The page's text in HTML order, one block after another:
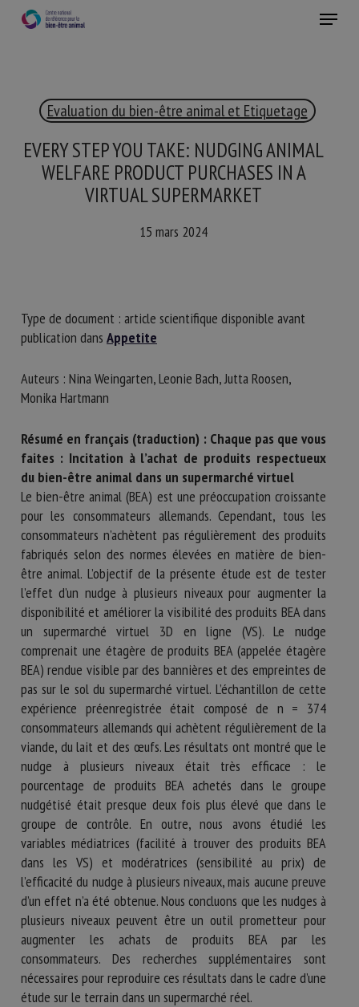
Menu
Evaluation du bien-être animal et Etiquetage
EVERY STEP YOU TAKE: NUDGING ANIMAL
WELFARE PRODUCT PURCHASES IN A
VIRTUAL SUPERMARKET
15 mars 2024
Type de document : article scientifique disponible avant
publication dans Appetite
Auteurs : Nina Weingarten, Leonie Bach, Jutta Roosen,
Monika Hartmann
Résumé en français (traduction) : Chaque pas que vous
faites : Incitation à l’achat de produits respectueux
du bien-être animal dans un supermarché virtuel
Le bien-être animal (BEA) est une préoccupation croissante
pour les consommateurs allemands. Cependant, tous les
consommateurs n’achètent pas régulièrement des produits
fabriqués selon des normes élevées en matière de bien-
être animal. L’objectif de la présente étude est de tester
l’effet d’un nudge à plusieurs niveaux pour augmenter la
disponibilité et améliorer la visibilité des produits BEA dans
un supermarché virtuel 3D en ligne (VS). Le nudge
comprenait une étagère de produits BEA (appelée étagère
BEA) rendue visible par des bannières et des empreintes de
pas sur le sol du supermarché virtuel. L’échantillon de cette
expérience préenregistrée était composé de n = 374
consommateurs allemands qui achètent régulièrement de la
viande, du lait et des œufs. Les résultats ont montré que le
nudge à plusieurs niveaux était très efficace : le
pourcentage de produits BEA achetés dans le groupe
nudgétisé était presque deux fois plus élevé que dans le
groupe de contrôle. En outre, nous avons étudié les
variables médiatrices (facilité à trouver des produits BEA
dans les VS) et modératrices (sensibilité au prix) de
l’efficacité du nudge à plusieurs niveaux, mais aucune preuve
d’un effet n’a été obtenue. Nous concluons que les nudges à
plusieurs niveaux peuvent être un outil prometteur pour
augmenter les achats de produits BEA par les
consommateurs. Des recherches supplémentaires sont
nécessaires pour reproduire ces résultats dans le cadre d’une
étude sur le terrain dans un supermarché réel.
RECEVEZ CHAQUE MOIS GRATUITEMENT
ANIMAL
notre newsletter :
Prénom *
Organisme *
E-mail *
En soumettant ce formulaire, j'accepte que les
informations saisies soient utilisées dans le cadre de la
relation avec le CNR BEA. *
Les champs suivis de * sont obligatoires